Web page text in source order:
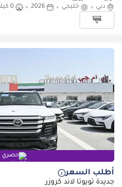
Kit, Model 2026
دبي خليجي 2026
0 كيلومتر
حصري
أطلب السعر
جديدة تويوتا لاند كروزر